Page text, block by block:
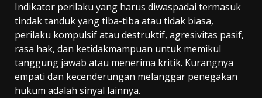
Indikator perilaku yang harus diwaspadai termasuk
tindak tanduk yang tiba-tiba atau tidak biasa,
perilaku kompulsif atau destruktif, agresivitas pasif,
rasa hak, dan ketidakmampuan untuk memikul
tanggung jawab atau menerima kritik. Kurangnya
empati dan kecenderungan melanggar penegakan
hukum adalah sinyal lainnya.